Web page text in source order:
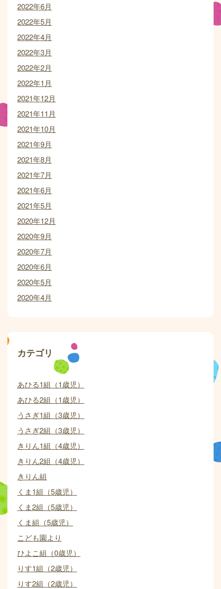
2022年6月
2022年5月
2022年4月
2022年3月
2022年2月
2022年1月
2021年12月
2021年11月
2021年10月
2021年9月
2021年8月
2021年7月
2021年6月
2021年5月
2020年12月
2020年9月
2020年7月
2020年6月
2020年5月
2020年4月
カテゴリ
あひる1組（1歳児）
あひる2組（1歳児）
うさぎ1組（3歳児）
うさぎ2組（3歳児）
きりん1組（4歳児）
きりん2組（4歳児）
きりん組
くま1組（5歳児）
くま2組（5歳児）
くま組（5歳児）
こども園より
ひよこ組（0歳児）
りす1組（2歳児）
りす2組（2歳児）